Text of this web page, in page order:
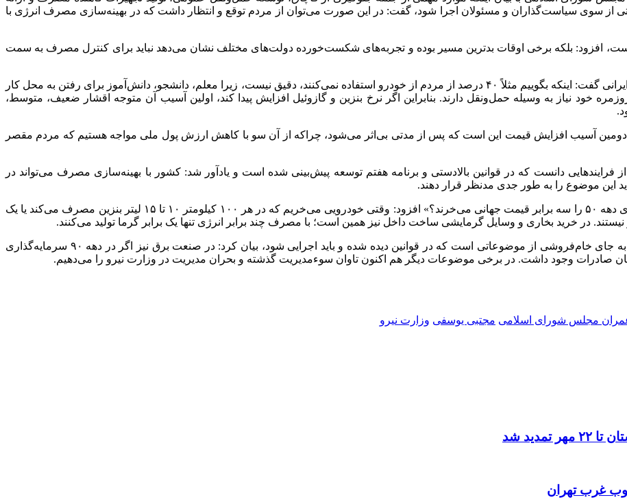
از سوی سیاست‌گذاران و مسئولان اجرا شود، گفت: در این صورت می‌توان از مردم توقع و انتظار داشت که در بهینه‌سازی مصرف انرژی با
نیست، افزود: بلکه برخی اوقات بدترین مسیر بوده و تجربه‌های شکست‌خورده دولت‌های مختلف نشان می‌دهد نباید برای کنترل مصرف به سمت
یوسفی با اشاره به اولین تأثیر افزایش قیمت بر زندگی ۸۵ میلیون ایرانی گفت: اینکه بگوییم مثلاً ۴۰ درصد از مردم از خودرو استفاده نمی‌کنند، دقیق نیست، زیرا معلم، دانشجو، دانش‌آموز برای رفتن به محل کار
خود نیاز به وسیله حمل‌ونقل دارند. بنابراین اگر نرخ بنزین و گازوئیل افزایش پیدا کند، اولین آسیب آن متوجه اقشار ضعیف، متوسط،
دومین آسیب افزایش قیمت این است که پس از مدتی بی‌اثر می‌شود، چراکه از آن سو با کاهش ارزش پول ملی مواجه هستیم که مردم مقصر
دانست که در قوانین بالادستی و برنامه هفتم توسعه پیش‌بینی شده است و یادآور شد: کشور با بهینه‌سازی مصرف می‌تواند در
این موضوع را به طور جدی مدنظر قرار دهند.
وی با اشاره به اینکه «ما مقصریم یا مردم که یک خودرو با تکنولوژی دهه ۵۰ را سه برابر قیمت جهانی می‌خرند؟» افزود: وقتی خودرویی می‌خریم که در هر ۱۰۰ کیلومتر ۱۰ تا ۱۵ لیتر بنزین مصرف می‌کند یا یک
یوسفی با اشاره به اینکه توسعه پالایشگاه‌ها و صادرات فرآورده‌ها به جای خام‌فروشی از موضوعاتی است که در قوانین دیده شده و باید اجرایی شود، بیان کرد: در صنعت برق نیز اگر در دهه ۹۰ سرمایه‌گذاری
صادرات وجود داشت. در برخی موضوعات دیگر هم اکنون تاوان سوءمدیریت گذشته و بحران مدیریت در وزارت نیرو را می‌دهیم.
مجلس شورای اسلامی مجتبی یوسفی وزارت نیرو
شد
غرب تهران